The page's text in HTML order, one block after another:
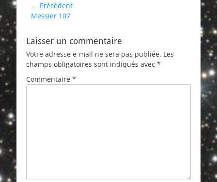
Navigation
de
← Précédent
Article
Messier 107
Laisser un commentaire
Votre adresse e-mail ne sera pas publiée. Les
champs obligatoires sont indiqués avec *
Commentaire *